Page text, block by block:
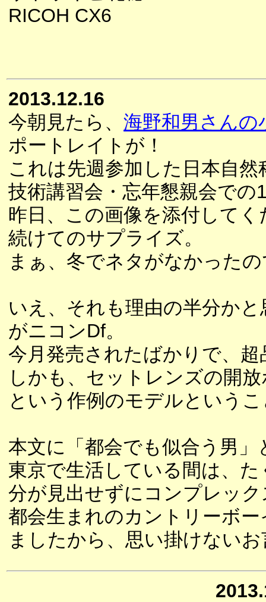
RICOH CX6
2013.12.16
今朝見たら、 海野和男さんの
ポートレイトが！
これは先週参加した日本自
技術講習会・忘年懇親会での
昨日、この画像を添付して
続けてのサプライズ。
まぁ、冬でネタがなかった
いえ、それも理由の半分か
がニコンDf。
今月発売されたばかりで、超
しかも、セットレンズの開
という作例のモデルという
本文に「都会でも似合う男
東京で生活している間は、
分が見出せずにコンプレッ
都会生まれのカントリーボ
ましたから、思い掛けない